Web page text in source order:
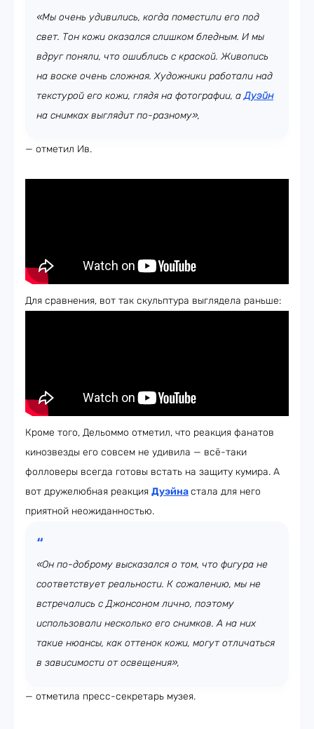
«Мы очень удивились, когда поместили его под
свет. Тон кожи оказался слишком бледным. И мы
вдруг поняли, что ошиблись с краской. Живопись
на воске очень сложная. Художники работали над
текстурой его кожи, глядя на фотографии, аДуэйн
на снимках выглядит по-разному»,
— отметил Ив.
Для сравнения, вот так скульптура выглядела раньше:
Кроме того, Дельоммо отметил, что реакция фанатов
кинозвезды его совсем не удивила — всё-таки
фолловеры всегда готовы встать на защиту кумира. А
вот дружелюбная реакция Дуэйнастала для него
приятной неожиданностью.
«Он по-доброму высказался о том, что фигура не
соответствует реальности. К сожалению, мы не
встречались с Джонсоном лично, поэтому
использовали несколько его снимков. А на них
такие нюансы, как оттенок кожи, могут отличаться
в зависимости от освещения»,
— отметила пресс-секретарь музея.